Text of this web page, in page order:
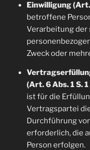
Einwilligung (Art.
betroffene
Verarbeitung
Zweck oder
(Art. 6 Abs. 1 S.
ist für die
Vertragspartei
Durchführung
erforderlich, die
Person erfolgen.